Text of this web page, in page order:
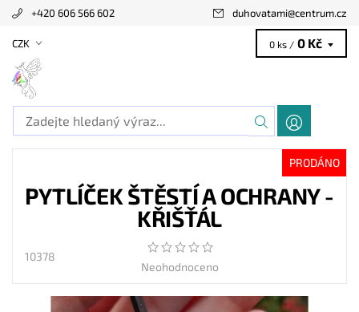
+420 606 566 602 duhovatami@centrum.cz
CZK 0 ks / 0 Kč
PRODÁNO
PYTLÍČEK ŠTĚSTÍ A OCHRANY -
KŘIŠŤÁL
10378
Neohodnoceno